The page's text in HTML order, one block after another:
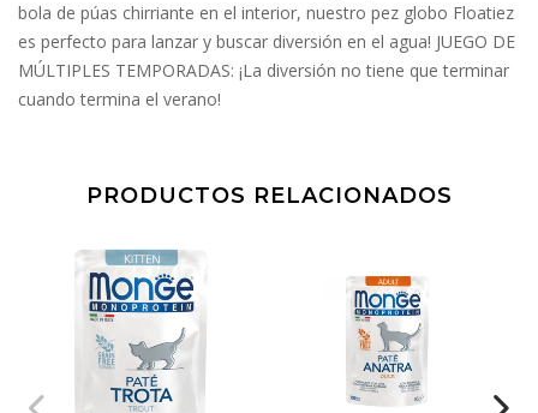
bola de púas chirriante en el interior, nuestro pez globo Floatiez
es perfecto para lanzar y buscar diversión en el agua! JUEGO DE
MÚLTIPLES TEMPORADAS: ¡La diversión no tiene que terminar
cuando termina el verano!
PRODUCTOS RELACIONADOS